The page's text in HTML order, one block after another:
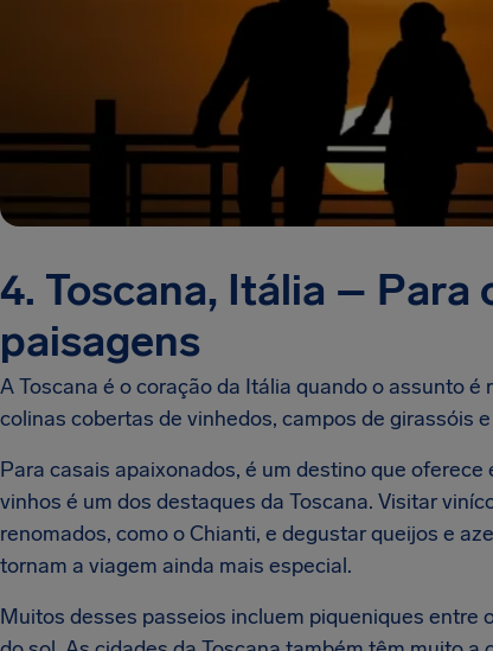
4. Toscana, Itália – Para
paisagens
A Toscana é o coração da Itália quando o assunto
colinas cobertas de vinhedos, campos de girassóis
Para casais apaixonados, é um destino que
vinhos é um dos destaques da Toscana. Visitar
renomados, como o Chianti, e degustar queijos e
tornam a viagem ainda mais especial.
Muitos desses passeios incluem piqueniques entre